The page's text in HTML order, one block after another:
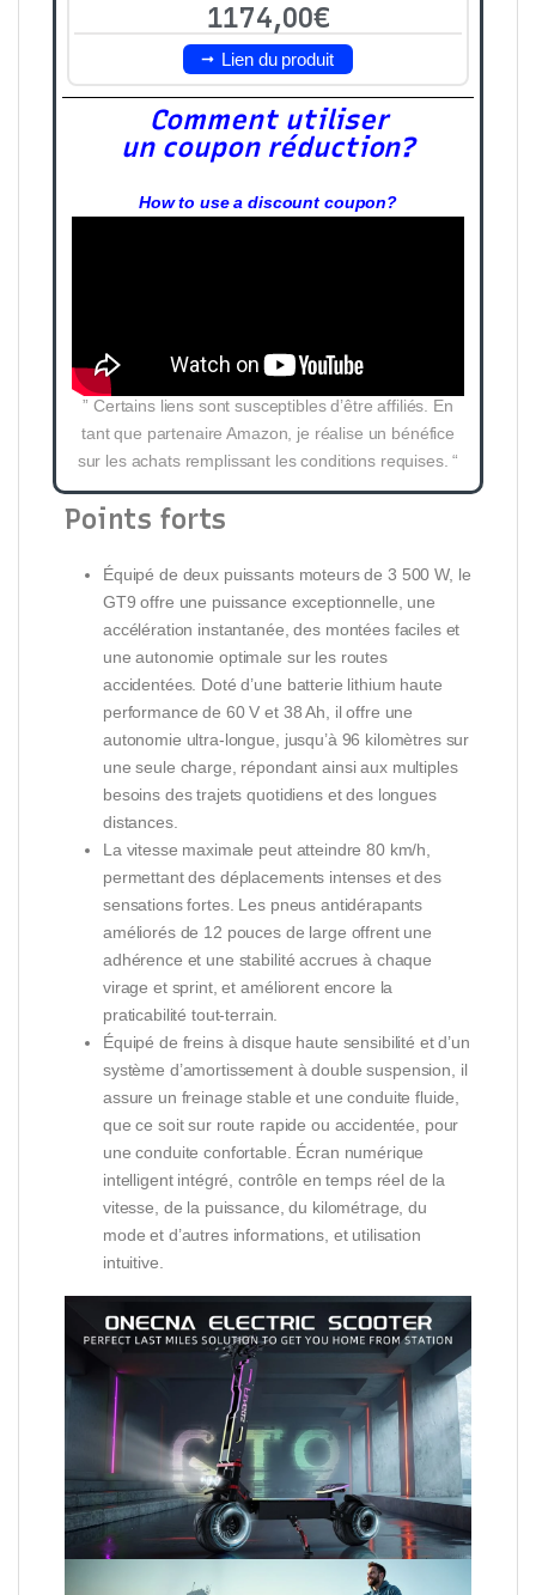
1174,00€
Lien du produit
Comment utiliser
un coupon réduction?
How to use a discount coupon?
” Certains liens sont susceptibles d’être affiliés. En
tant que partenaire Amazon, je réalise un bénéfice
sur les achats remplissant les conditions requises. “
Points forts
Équipé de deux puissants moteurs de 3 500 W, le
GT9 offre une puissance exceptionnelle, une
accélération instantanée, des montées faciles et
une autonomie optimale sur les routes
accidentées. Doté d’une batterie lithium haute
performance de 60 V et 38 Ah, il offre une
autonomie ultra-longue, jusqu’à 96 kilomètres sur
une seule charge, répondant ainsi aux multiples
besoins des trajets quotidiens et des longues
distances.
La vitesse maximale peut atteindre 80 km/h,
permettant des déplacements intenses et des
sensations fortes. Les pneus antidérapants
améliorés de 12 pouces de large offrent une
adhérence et une stabilité accrues à chaque
virage et sprint, et améliorent encore la
praticabilité tout-terrain.
Équipé de freins à disque haute sensibilité et d’un
système d’amortissement à double suspension, il
assure un freinage stable et une conduite fluide,
que ce soit sur route rapide ou accidentée, pour
une conduite confortable. Écran numérique
intelligent intégré, contrôle en temps réel de la
vitesse, de la puissance, du kilométrage, du
mode et d’autres informations, et utilisation
intuitive.